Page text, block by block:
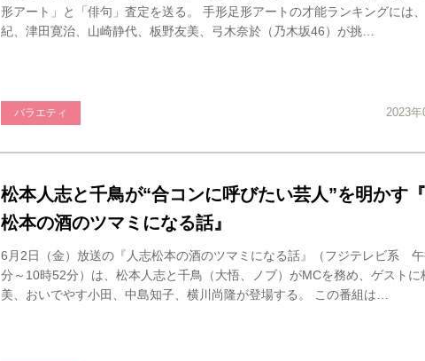
形アート」と「俳句」査定を送る。 手形足形アートの才能ランキングには
紀、津田寛治、山崎静代、板野友美、弓木奈於（乃木坂46）が挑…
2023年
バラエティ
松本人志と千鳥が“合コンに呼びたい芸人”を明かす
松本の酒のツマミになる話』
6月2日（金）放送の『人志松本の酒のツマミになる話』（フジテレビ系
分～10時52分）は、松本人志と千鳥（大悟、ノブ）がMCを務め、ゲストに
美、おいでやす小田、中島知子、横川尚隆が登場する。 この番組は…